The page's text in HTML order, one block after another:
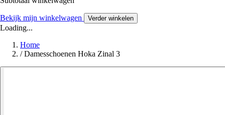
Bekijk mijn winkelwagen Verder winkelen
Loading...
Home
/ Damesschoenen Hoka Zinal 3